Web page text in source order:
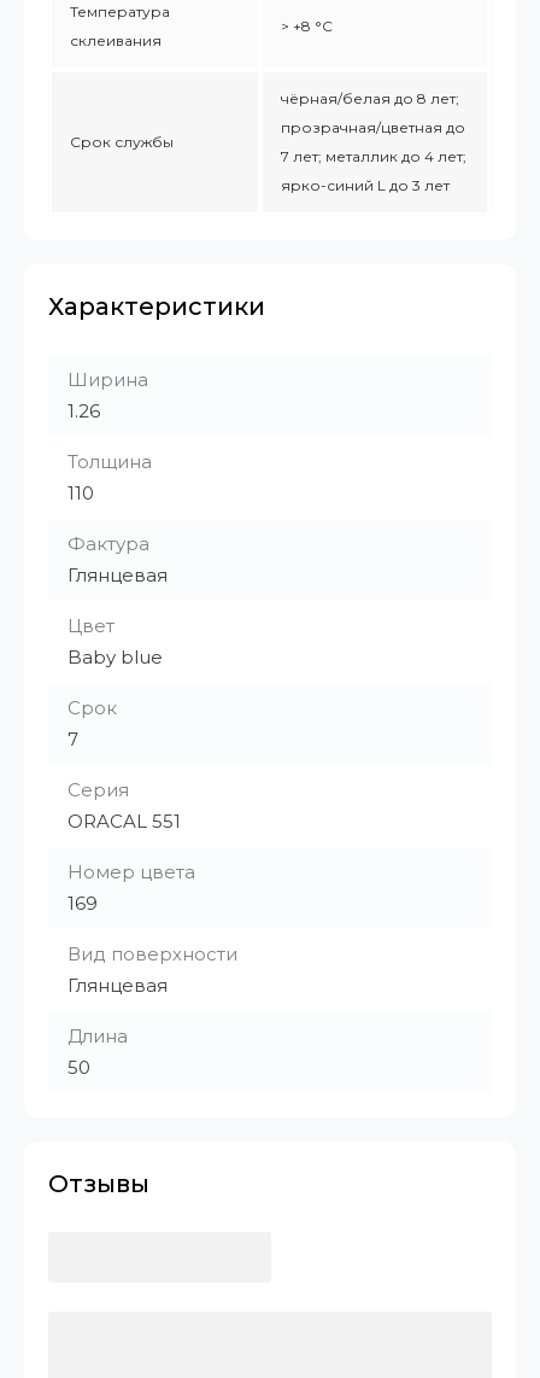
Температура
склеивания
> +8 °C
Срок службы
чёрная/белая до 8 лет;
прозрачная/цветная до
7 лет; металлик до 4 лет;
ярко-синий L до 3 лет
Характеристики
Ширина
1.26
Толщина
110
Фактура
Глянцевая
Цвет
Baby blue
Срок
7
Серия
ORACAL 551
Номер цвета
169
Вид поверхности
Глянцевая
Длина
50
Отзывы